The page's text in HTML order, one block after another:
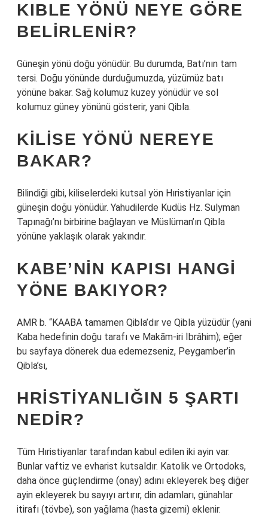
KIBLE YÖNÜ NEYE GÖRE
BELIRLENIR?
Güneşin yönü doğu yönüdür. Bu durumda, Batı’nın tam
tersi. Doğu yönünde durduğumuzda, yüzümüz batı
yönüne bakar. Sağ kolumuz kuzey yönüdür ve sol
kolumuz güney yönünü gösterir, yani Qibla.
KILISE YÖNÜ NEREYE
BAKAR?
Bilindiği gibi, kiliselerdeki kutsal yön Hıristiyanlar için
güneşin doğu yönüdür. Yahudilerde Kudüs Hz. Sulyman
Tapınağı’nı birbirine bağlayan ve Müslüman’ın Qibla
yönüne yaklaşık olarak yakındır.
KABE’NIN KAPISI HANGI
YÖNE BAKIYOR?
AMR b. “KAABA tamamen Qibla’dır ve Qibla yüzüdür (yani
Kaba hedefinin doğu tarafı ve Makām-iri İbrâhim); eğer
bu sayfaya dönerek dua edemezseniz, Peygamber’in
Qibla’sı,
HRISTIYANLIĞIN 5 ŞARTI
NEDIR?
Tüm Hıristiyanlar tarafından kabul edilen iki ayin var.
Bunlar vaftiz ve evharist kutsaldır. Katolik ve Ortodoks,
daha önce güçlendirme (onay) adını ekleyerek beş diğer
ayin ekleyerek bu sayıyı artırır, din adamları, günahlar
itirafı (tövbe), son yağlama (hasta gizemi) eklenir.